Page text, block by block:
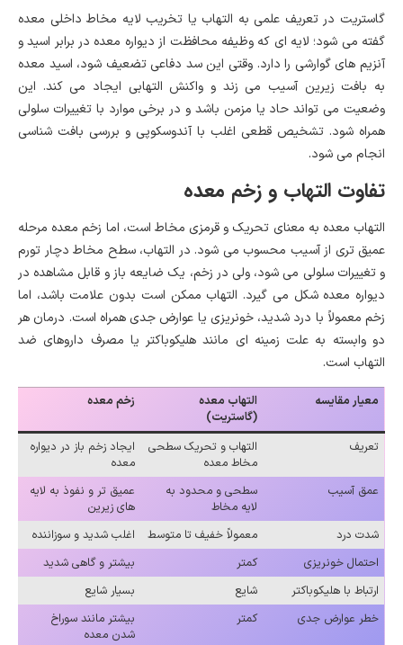
گاستریت در تعریف علمی به التهاب یا تخریب لایه مخاط داخلی معده
گفته می شود؛ لایه ای که وظیفه محافظت از دیواره معده در برابر اسید و
آنزیم های گوارشی را دارد. وقتی این سد دفاعی تضعیف شود، اسید معده
به بافت زیرین آسیب می زند و واکنش التهابی ایجاد می کند. این
وضعیت می تواند حاد یا مزمن باشد و در برخی موارد با تغییرات سلولی
همراه شود. تشخیص قطعی اغلب با آندوسکوپی و بررسی بافت شناسی
انجام می شود.
تفاوت التهاب و زخم معده
التهاب معده به معنای تحریک و قرمزی مخاط است، اما زخم معده مرحله
عمیق تری از آسیب محسوب می شود. در التهاب، سطح مخاط دچار تورم
و تغییرات سلولی می شود، ولی در زخم، یک ضایعه باز و قابل مشاهده در
دیواره معده شکل می گیرد. التهاب ممکن است بدون علامت باشد، اما
زخم معمولاً با درد شدید، خونریزی یا عوارض جدی همراه است. درمان هر
دو وابسته به علت زمینه ای مانند هلیکوباکتر یا مصرف داروهای ضد
التهاب است.
معیار مقایسه
التهاب معده
(گاستریت)
زخم معده
تعریف
التهاب و تحریک سطحی
مخاط معده
ایجاد زخم باز در دیواره
معده
عمق آسیب
سطحی و محدود به
لایه مخاط
عمیق تر و نفوذ به لایه
های زیرین
شدت درد
معمولاً خفیف تا متوسط
اغلب شدید و سوزاننده
احتمال خونریزی
کمتر
بیشتر و گاهی شدید
ارتباط با هلیکوباکتر
شایع
بسیار شایع
خطر عوارض جدی
کمتر
بیشتر مانند سوراخ
شدن معده